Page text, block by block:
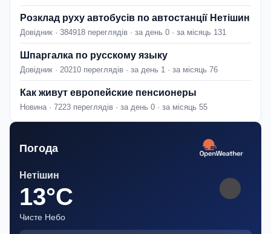
Розклад руху автобусів по автостанції Нетішин
Довідник · 384918 переглядів · за день 0 · за місяць 131
Шпаргалка по русскому языку
Довідник · 20210 переглядів · за день 1 · за місяць 76
Как живут европейские пенсионеры
Новина · 7223 переглядів · за день 0 · за місяць 55
Погода
Нетішин
13°C
Чисте Небо